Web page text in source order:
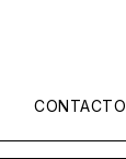
CONTACTO